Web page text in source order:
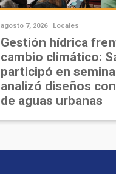
agosto 7, 2026 | Locales
Gestión hídrica
cambio climático:
participó en
analizó diseños
de aguas urbanas